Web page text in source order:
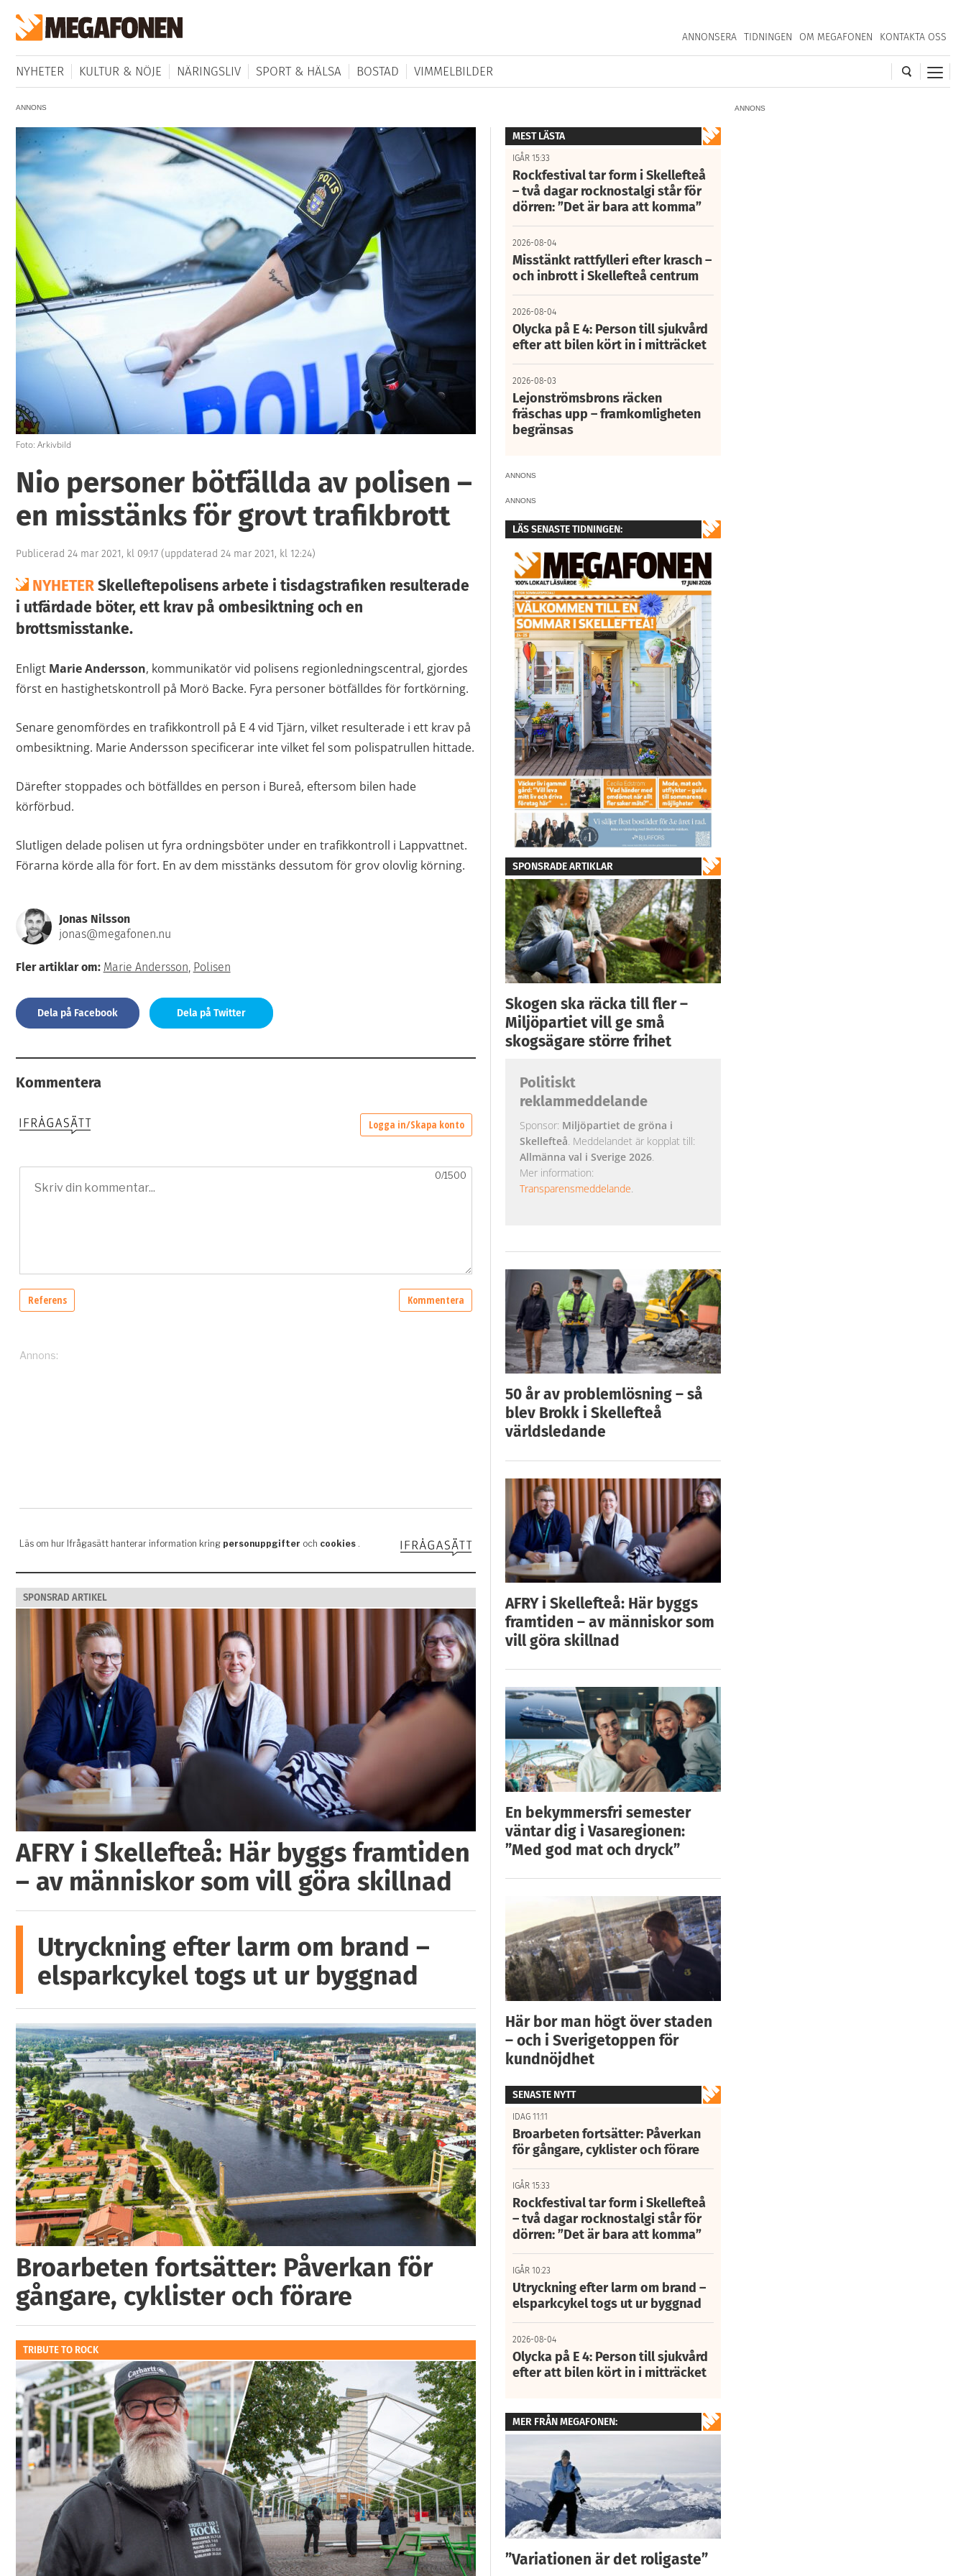
ANNONSERA TIDNINGEN OM MEGAFONEN KONTAKTA OSS
NYHETER KULTUR & NÖJE NÄRINGSLIV SPORT & HÄLSA BOSTAD VIMMELBILDER
ANNONS
ANNONS
Foto: Arkivbild
Nio personer bötfällda av polisen –
en misstänks för grovt trafikbrott
Publicerad 24 mar 2021, kl 09:17 (uppdaterad 24 mar 2021, kl 12:24)
NYHETERSkelleftepolisens arbete i tisdagstrafiken resulterade
i utfärdade böter, ett krav på ombesiktning och en
brottsmisstanke.
Enligt Marie Andersson, kommunikatör vid polisens regionledningscentral, gjordes
först en hastighetskontroll på Morö Backe. Fyra personer bötfälldes för fortkörning.
Senare genomfördes en trafikkontroll på E 4 vid Tjärn, vilket resulterade i ett krav på
ombesiktning. Marie Andersson specificerar inte vilket fel som polispatrullen hittade.
Därefter stoppades och bötfälldes en person i Bureå, eftersom bilen hade
körförbud.
Slutligen delade polisen ut fyra ordningsböter under en trafikkontroll i Lappvattnet.
Förarna körde alla för fort. En av dem misstänks dessutom för grov olovlig körning.
Jonas Nilsson
jonas@megafonen.nu
Fler artiklar om: Marie Andersson, Polisen
Dela på Facebook Dela på Twitter
Kommentera
SPONSRAD ARTIKEL
AFRY i Skellefteå: Här byggs framtiden
– av människor som vill göra skillnad
Utryckning efter larm om brand –
elsparkcykel togs ut ur byggnad
Broarbeten fortsätter: Påverkan för
gångare, cyklister och förare
TRIBUTE TO ROCK
MEST LÄSTA
IGÅR 15:33
Rockfestival tar form i Skellefteå
– två dagar rocknostalgi står för
dörren: ”Det är bara att komma”
2026-08-04
Misstänkt rattfylleri efter krasch –
och inbrott i Skellefteå centrum
2026-08-04
Olycka på E 4: Person till sjukvård
efter att bilen kört in i mitträcket
2026-08-03
Lejonströmsbrons räcken
fräschas upp – framkomligheten
begränsas
ANNONS
ANNONS
LÄS SENASTE TIDNINGEN:
SPONSRADE ARTIKLAR
Skogen ska räcka till fler –
Miljöpartiet vill ge små
skogsägare större frihet
Politiskt
reklammeddelande
Sponsor: Miljöpartiet de gröna i
Skellefteå. Meddelandet är kopplat till:
Allmänna val i Sverige 2026.
Mer information:
Transparensmeddelande.
50 år av problemlösning – så
blev Brokk i Skellefteå
världsledande
AFRY i Skellefteå: Här byggs
framtiden – av människor som
vill göra skillnad
En bekymmersfri semester
väntar dig i Vasaregionen:
”Med god mat och dryck”
Här bor man högt över staden
– och i Sverigetoppen för
kundnöjdhet
SENASTE NYTT
IDAG 11:11
Broarbeten fortsätter: Påverkan
för gångare, cyklister och förare
IGÅR 15:33
Rockfestival tar form i Skellefteå
– två dagar rocknostalgi står för
dörren: ”Det är bara att komma”
IGÅR 10:23
Utryckning efter larm om brand –
elsparkcykel togs ut ur byggnad
2026-08-04
Olycka på E 4: Person till sjukvård
efter att bilen kört in i mitträcket
MER FRÅN MEGAFONEN:
”Variationen är det roligaste”